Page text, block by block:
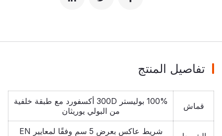
تفاصيل المنتج
قماش
100% بوليستر 300D أكسفورد مع طبقة خلفية
من البولي يوريثان
شريط عاكس بعرض 5 سم وفقًا لمعايير EN